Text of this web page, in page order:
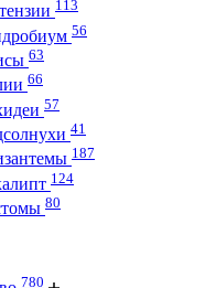
113
56
63
66
57
41
187
124
80
780